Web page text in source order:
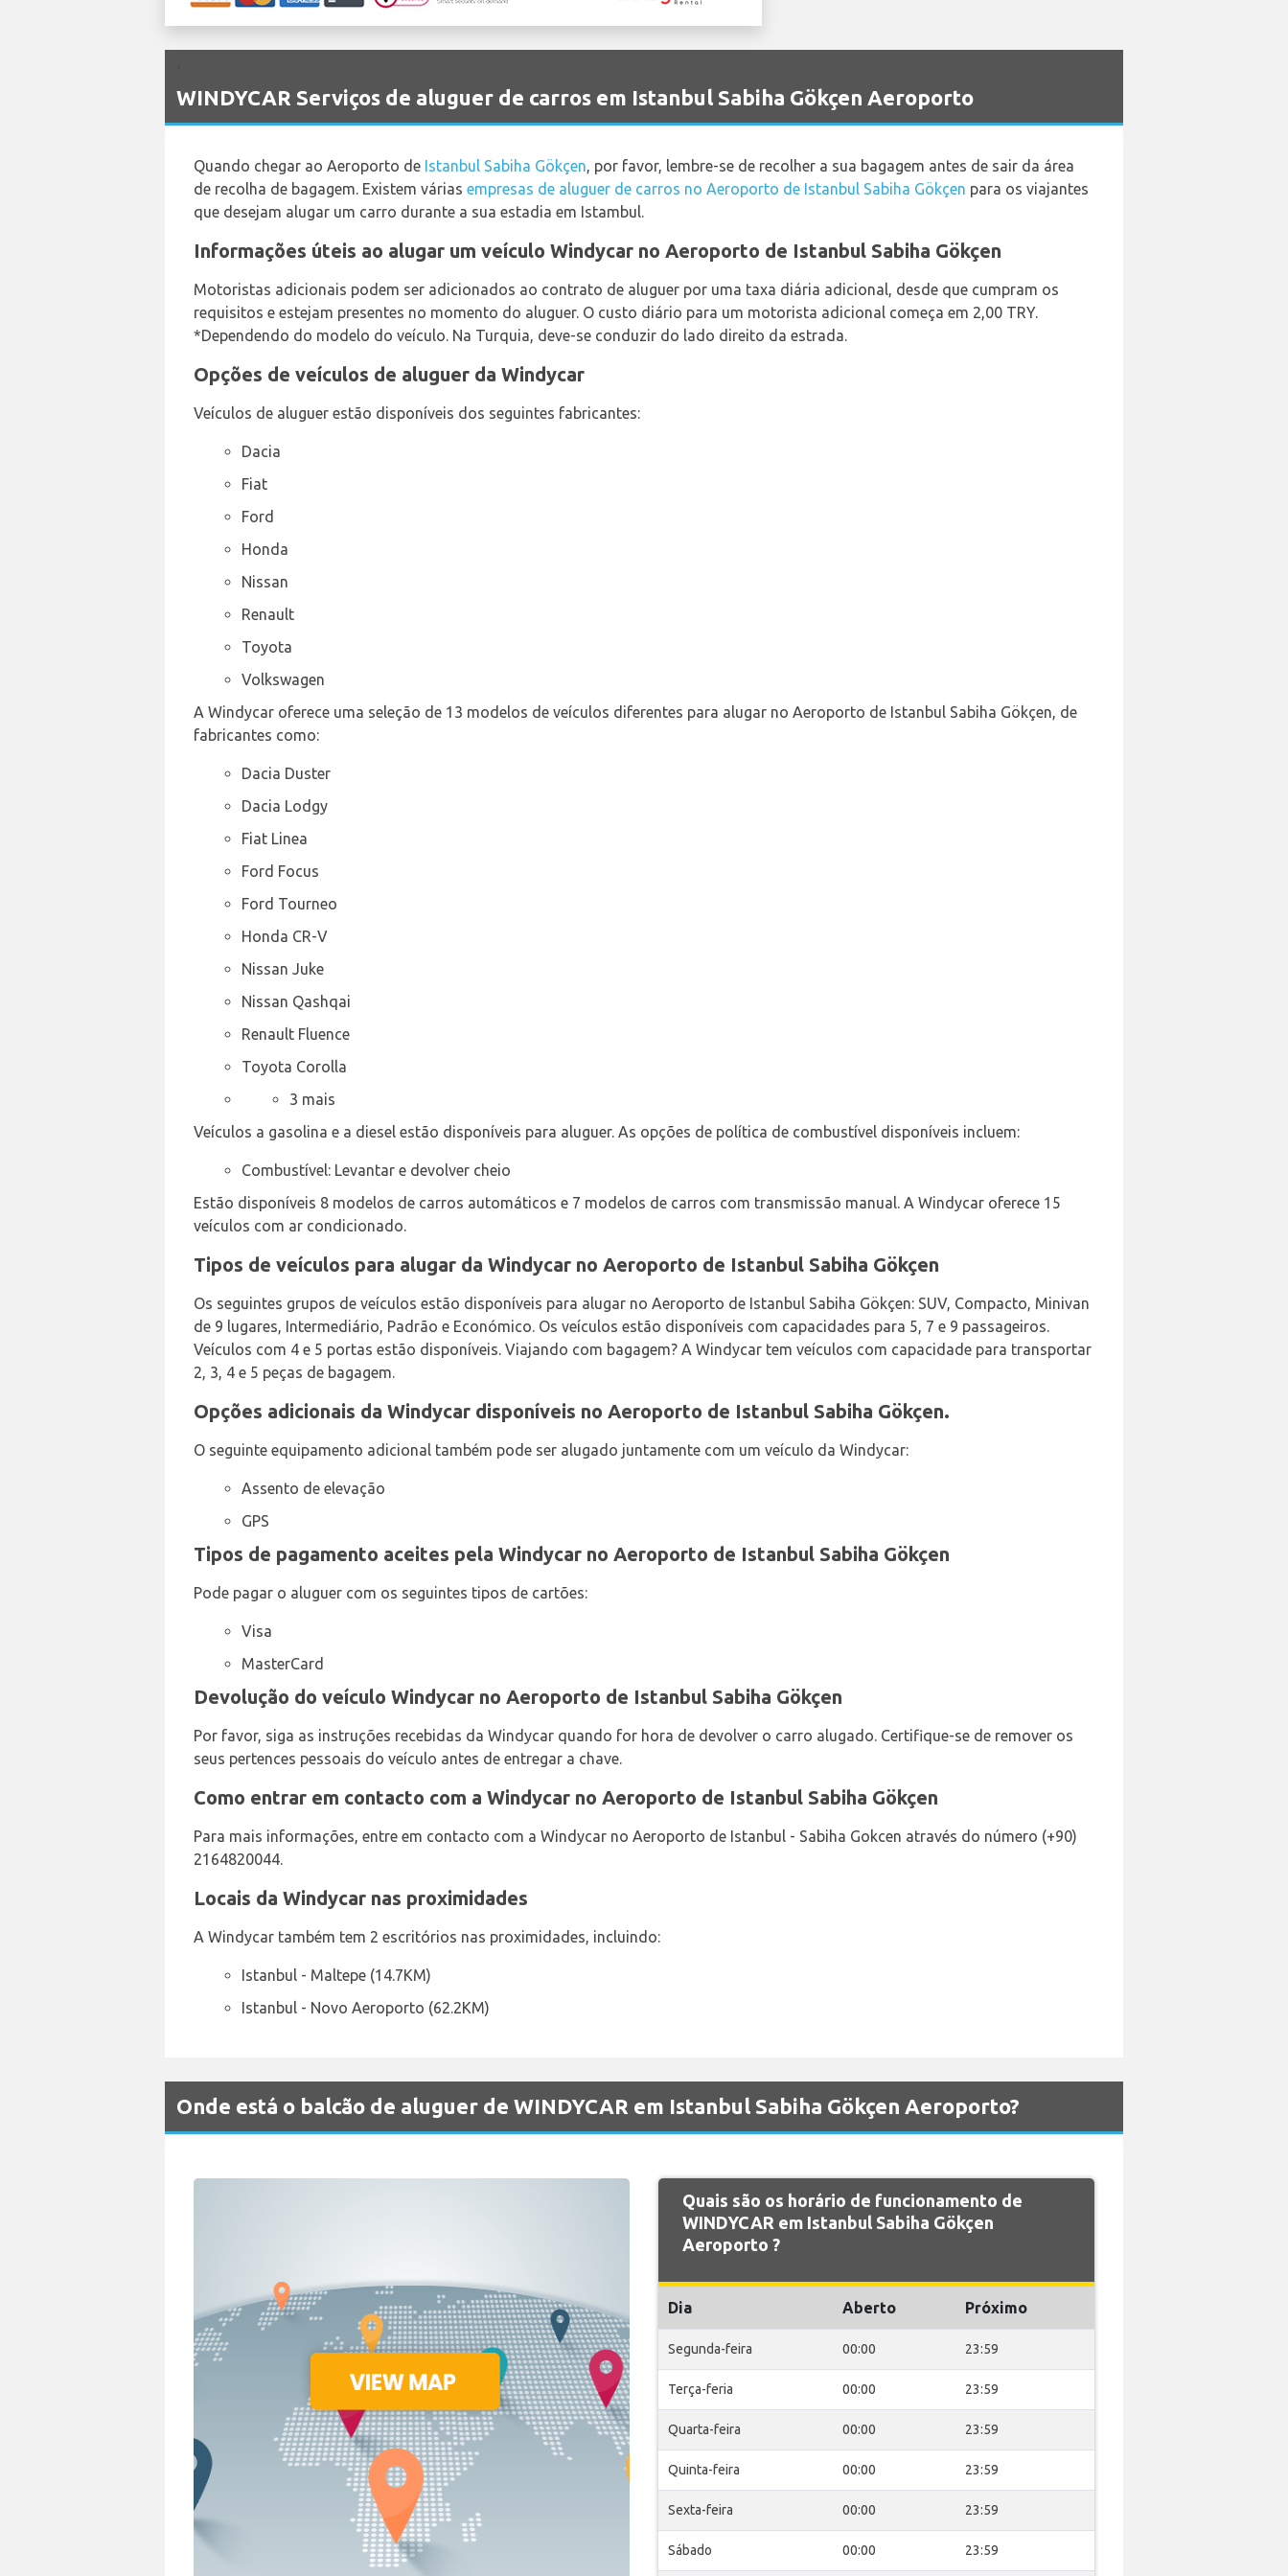
WINDYCAR Serviços de aluguer de carros em Istanbul Sabiha Gökçen Aeroporto
Quando chegar ao Aeroporto de Istanbul Sabiha Gökçen, por favor, lembre-se de recolher a sua bagagem antes de sair da área
de recolha de bagagem. Existem várias empresas de aluguer de carros no Aeroporto de Istanbul Sabiha Gökçen para os viajantes
que desejam alugar um carro durante a sua estadia em Istambul.
Informações úteis ao alugar um veículo Windycar no Aeroporto de Istanbul Sabiha Gökçen
Motoristas adicionais podem ser adicionados ao contrato de aluguer por uma taxa diária adicional, desde que cumpram os
requisitos e estejam presentes no momento do aluguer. O custo diário para um motorista adicional começa em 2,00 TRY.
*Dependendo do modelo do veículo. Na Turquia, deve-se conduzir do lado direito da estrada.
Opções de veículos de aluguer da Windycar
Veículos de aluguer estão disponíveis dos seguintes fabricantes:
Dacia
Fiat
Ford
Honda
Nissan
Renault
Toyota
Volkswagen
A Windycar oferece uma seleção de 13 modelos de veículos diferentes para alugar no Aeroporto de Istanbul Sabiha Gökçen, de
fabricantes como:
Dacia Duster
Dacia Lodgy
Fiat Linea
Ford Focus
Ford Tourneo
Honda CR-V
Nissan Juke
Nissan Qashqai
Renault Fluence
Toyota Corolla
3 mais
Veículos a gasolina e a diesel estão disponíveis para aluguer. As opções de política de combustível disponíveis incluem:
Combustível: Levantar e devolver cheio
Estão disponíveis 8 modelos de carros automáticos e 7 modelos de carros com transmissão manual. A Windycar oferece 15
veículos com ar condicionado.
Tipos de veículos para alugar da Windycar no Aeroporto de Istanbul Sabiha Gökçen
Os seguintes grupos de veículos estão disponíveis para alugar no Aeroporto de Istanbul Sabiha Gökçen: SUV, Compacto, Minivan
de 9 lugares, Intermediário, Padrão e Económico. Os veículos estão disponíveis com capacidades para 5, 7 e 9 passageiros.
Veículos com 4 e 5 portas estão disponíveis. Viajando com bagagem? A Windycar tem veículos com capacidade para transportar
2, 3, 4 e 5 peças de bagagem.
Opções adicionais da Windycar disponíveis no Aeroporto de Istanbul Sabiha Gökçen.
O seguinte equipamento adicional também pode ser alugado juntamente com um veículo da Windycar:
Assento de elevação
GPS
Tipos de pagamento aceites pela Windycar no Aeroporto de Istanbul Sabiha Gökçen
Pode pagar o aluguer com os seguintes tipos de cartões:
Visa
MasterCard
Devolução do veículo Windycar no Aeroporto de Istanbul Sabiha Gökçen
Por favor, siga as instruções recebidas da Windycar quando for hora de devolver o carro alugado. Certifique-se de remover os
seus pertences pessoais do veículo antes de entregar a chave.
Como entrar em contacto com a Windycar no Aeroporto de Istanbul Sabiha Gökçen
Para mais informações, entre em contacto com a Windycar no Aeroporto de Istanbul - Sabiha Gokcen através do número (+90)
2164820044.
Locais da Windycar nas proximidades
A Windycar também tem 2 escritórios nas proximidades, incluindo:
Istanbul - Maltepe (14.7KM)
Istanbul - Novo Aeroporto (62.2KM)
Onde está o balcão de aluguer de WINDYCAR em Istanbul Sabiha Gökçen Aeroporto?
Quais são os horário de funcionamento de
WINDYCAR em Istanbul Sabiha Gökçen
Aeroporto ?
Dia Aberto Próximo
Segunda-feira 00:00 23:59
Terça-feria 00:00 23:59
Quarta-feira 00:00 23:59
Quinta-feira 00:00 23:59
Sexta-feira 00:00 23:59
Sábado 00:00 23:59